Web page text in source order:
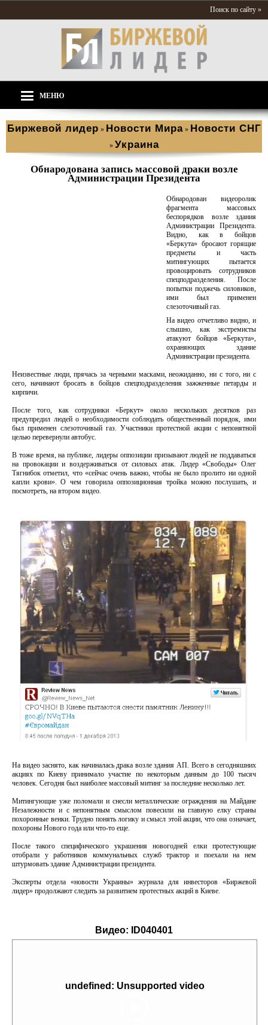
Поиск по сайту »
МЕНЮ
Биржевой лидер » Новости Мира » Новости СНГ
» Украина
Обнародована запись массовой драки возле
Администрации Президента
Обнародован видеоролик
фрагмента массовых
беспорядков возле здания
Администрации Президента.
Видно, как в бойцов
«Беркута» бросают горящие
предметы и часть
митингующих пытается
провоцировать сотрудников
спецподразделения. После
попытки поджечь силовиков,
ими был применен
слезоточивый газ.
На видео отчетливо видно, и
слышно, как экстремисты
атакуют бойцов «Беркута»,
охраняющих здание
Администрации президента.
Неизвестные люди, прячась за черными масками, неожиданно, ни с того, ни с
сего, начинают бросать в бойцов спецподразделения зажженные петарды и
кирпичи.
После того, как сотрудники «Беркут» около нескольких десятков раз
предупредил людей о необходимости соблюдать общественный порядок, ими
был применен слезоточивый газ. Участники протестной акции с непонятной
целью перевернули автобус.
В тоже время, на публике, лидеры оппозиции призывают людей не поддаваться
на провокации и воздерживаться от силовых атак. Лидер «Свободы» Олег
Тягнибок отметил, что «сейчас очень важно, чтобы не было пролито ни одной
капли крови». О чем говорила оппозиционная тройка можно послушать, и
посмотреть, на втором видео.
На видео заснято, как начиналась драка возле здания АП. Всего в сегодняшних
акциях по Киеву принимало участие по некоторым данным до 100 тысяч
человек. Сегодня был наиболее массовый митинг за последние несколько лет.
Митингующие уже поломали и снесли металлические ограждения на Майдане
Незалежности и с непонятным смыслом повесили на главную елку страны
похоронные венки. Трудно понять логику и смысл этой акции, что она означает,
похороны Нового года или что-то еще.
После такого специфического украшения новогодней елки протестующие
отобрали у работников коммунальных служб трактор и поехали на нем
штурмовать здание Администрации президента.
Эксперты отдела «новости Украины» журнала для инвесторов «Биржевой
лидер» продолжают следить за развитием протестных акций в Киеве.
Видео: ID040401
undefined: Unsupported video